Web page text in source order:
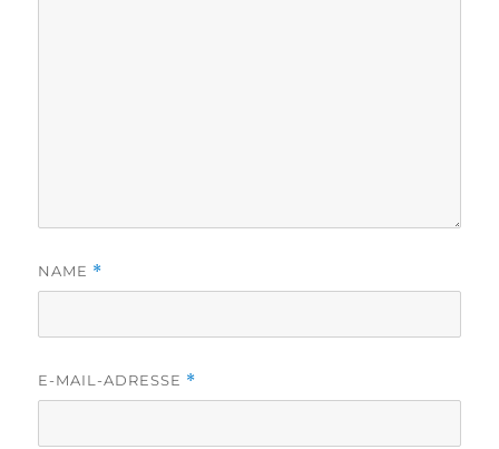
NAME *
E-MAIL-ADRESSE *